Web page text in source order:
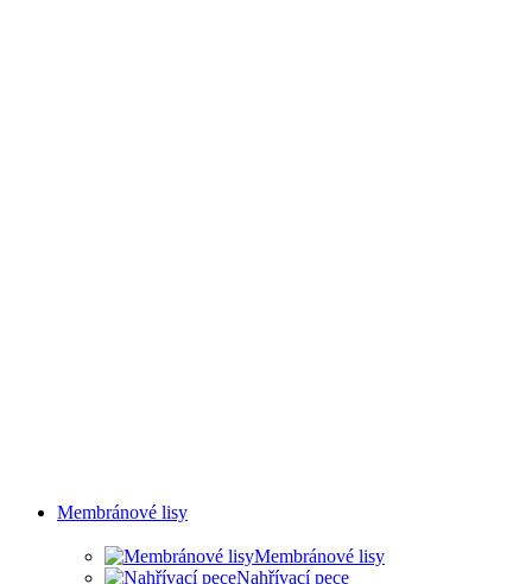
Membránové lisy
Membránové lisy
Nahřívací pece